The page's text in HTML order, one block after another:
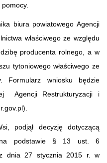
biura powiatowego Agencji
właściwego ze względu
producenta rolnego, a w
tytoniowego właściwego ze
Formularz wniosku będzie
Agencji Restrukturyzacji i
podjął decyzję dotyczącą
na podstawie § 13 ust. 6
dnia 27 stycznia 2015 r. w